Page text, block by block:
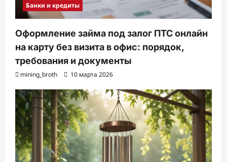
Банки и кредиты
Оформление займа под залог ПТС онлайн
на карту без визита в офис: порядок,
требования и документы
mining_broth 10 марта 2026